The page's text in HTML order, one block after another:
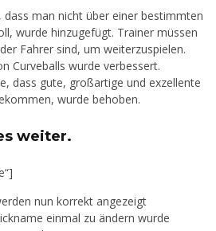
dass man nicht über einer bestimmten
wurde hinzugefügt. Trainer müssen
Fahrer sind, um weiterzuspielen.
Curveballs wurde verbessert.
dass gute, großartige und exzellente
wurde behoben.
weiter.
nun korrekt angezeigt
einmal zu ändern wurde